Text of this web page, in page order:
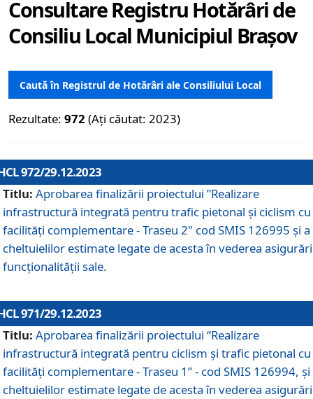
Consultare Registru Hotărâri de
Consiliu Local Municipiul Brașov
Caută în Registrul de Hotărâri ale Consiliului Local
Rezultate: 972 (Ați căutat: 2023)
972/29.12.2023
Titlu: Aprobarea finalizării proiectului ”Realizare
infrastructură integrată pentru trafic pietonal și ciclism cu
facilități complementare - Traseu 2" cod SMIS 126995 și a
cheltuielilor estimate legate de acesta în vederea
funcționalității sale.
971/29.12.2023
Titlu: Aprobarea finalizării proiectului “Realizare
infrastructură integrată pentru ciclism şi trafic pietonal cu
facilităţi complementare - Traseu 1” - cod SMIS 126994, și
cheltuielilor estimate legate de acesta în vederea